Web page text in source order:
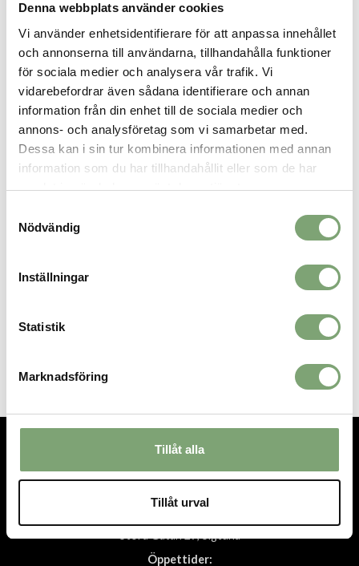
Denna webbplats använder cookies
Vi använder enhetsidentifierare för att anpassa innehållet
och annonserna till användarna, tillhandahålla funktioner
för sociala medier och analysera vår trafik. Vi
vidarebefordrar även sådana identifierare och annan
information från din enhet till de sociala medier och
annons- och analysföretag som vi samarbetar med.
Dessa kan i sin tur kombinera informationen med annan
information som du har tillhandahållit eller som de har
samlat in när du har använt deras tjänster.
Nödvändig
Inställningar
Statistik
Marknadsföring
Tillåt alla
Tillåt urval
Artikelnummer:
ALTERNATIVA FÄRGER
Kastaplast K1 Reko X - Lime
TEL.08-592 512 13
INFO@SIGTUNASPORT.SE
Stora Gatan 29, Sigtuna
Öppettider: